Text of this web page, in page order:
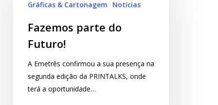
Gráficas & Cartonagem
Notícias
Fazemos parte do
Futuro!
A Emetrês confirmou a sua presença na
segunda edição da PRINTALKS, onde
terá a oportunidade…